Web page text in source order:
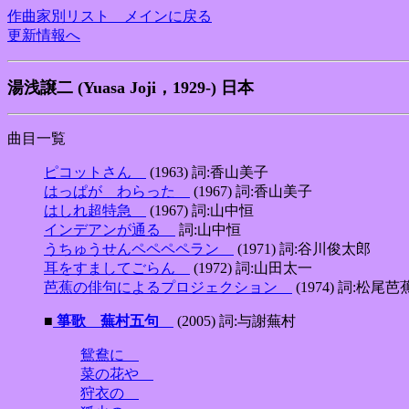
作曲家別リスト メインに戻る
更新情報へ
湯浅譲二 (Yuasa Joji，1929-) 日本
曲目一覧
ピコットさん
(1963) 詞:香山美子
はっぱが わらった
(1967) 詞:香山美子
はしれ超特急
(1967) 詞:山中恒
インデアンが通る
詞:山中恒
うちゅうせんペペペペラン
(1971) 詞:谷川俊太郎
耳をすましてごらん
(1972) 詞:山田太一
芭蕉の俳句によるプロジェクション
(1974) 詞:松尾芭
■ 箏歌 蕪村五句 (2005) 詞:与謝蕪村
鴛鴦に
菜の花や
狩衣の